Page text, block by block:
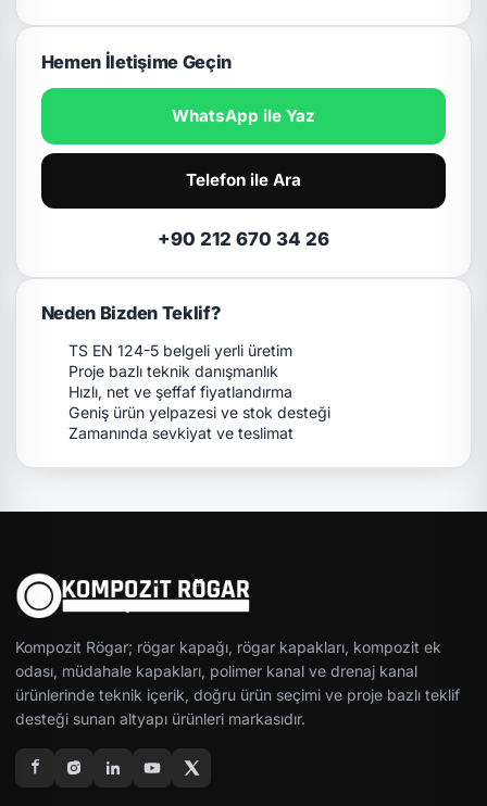
Hemen İletişime Geçin
WhatsApp ile Yaz
Telefon ile Ara
+90 212 670 34 26
Neden Bizden Teklif?
TS EN 124-5 belgeli yerli üretim
Proje bazlı teknik danışmanlık
Hızlı, net ve şeffaf fiyatlandırma
Geniş ürün yelpazesi ve stok desteği
Zamanında sevkiyat ve teslimat
Kompozit Rögar; rögar kapağı, rögar kapakları, kompozit ek
odası, müdahale kapakları, polimer kanal ve drenaj kanal
ürünlerinde teknik içerik, doğru ürün seçimi ve proje bazlı teklif
desteği sunan altyapı ürünleri markasıdır.